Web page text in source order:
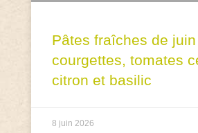
Pâtes fraîches de
courgettes, tomates
citron et basilic
8 juin 2026